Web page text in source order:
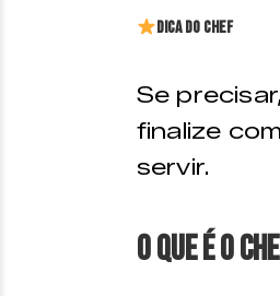
Dica do Chef
Se
finalize
servir.
O que é o